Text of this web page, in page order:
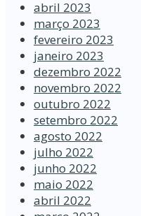
abril 2023
março 2023
fevereiro 2023
janeiro 2023
dezembro 2022
novembro 2022
outubro 2022
setembro 2022
agosto 2022
julho 2022
junho 2022
maio 2022
abril 2022